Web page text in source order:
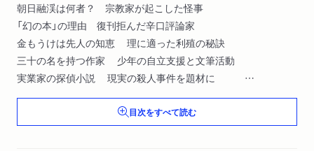
朝日融渓は何者？ 宗教家が起こした怪事
「幻の本」の理由 復刊拒んだ辛口評論家
金もうけは先人の知恵 理に適った利殖の秘訣
三十の名を持つ作家 少年の自立支援と文筆活動
実業家の探偵小説 現実の殺人事件を題材に
偽書の著者・岩本無縫 一高生の名かたる幻の発禁本
詐欺的出版の解説書 好奇心釣り出す広告
哲学者と糟糠の妻 勉強支えた内助の功
目次をすべて読む